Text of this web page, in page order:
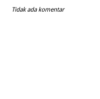
Tidak ada komentar